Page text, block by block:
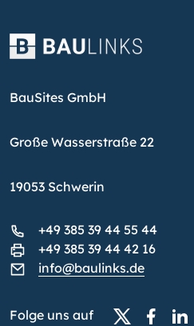
BauSites GmbH
Große Wasserstraße 22
19053 Schwerin
+49 385 39 44 55 44
+49 385 39 44 42 16
info@baulinks.de
Folge uns auf